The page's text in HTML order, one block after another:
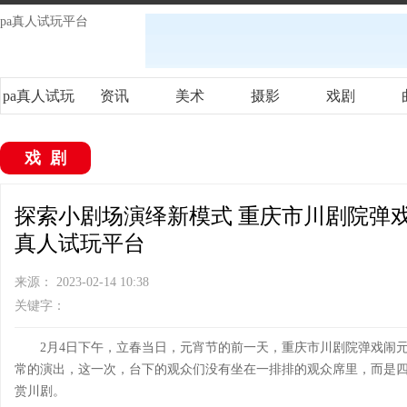
pa真人试玩平台
pa真人试玩 资讯 美术 摄影 戏剧
戏剧
探索小剧场演绎新模式 重庆市川剧院弹
真人试玩平台
来源： 2023-02-14 10:38
关键字：
2月4日下午，立春当日，元宵节的前一天，重庆市川剧院弹戏闹
常的演出，这一次，台下的观众们没有坐在一排排的观众席里，而是
赏川剧。